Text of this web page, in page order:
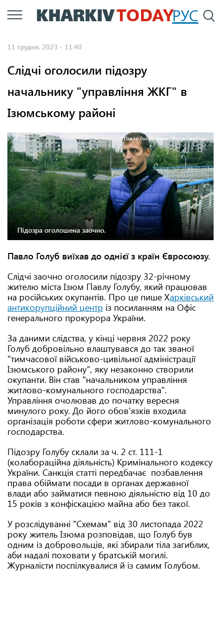
Перейти
до
РУС
11 грудня, 2023 - 11:40
Слідчі оголосили підозру
начальнику "управління ЖКГ" в
Ізюмському районі
Павло Голуб. Фото: "Радіо Свобода"
Підозра оголошена заочно.
Павло Голуб виїхав до однієї з країн Євросоюзу.
Слідчі заочно оголосили підозру 32-річному
жителю міста Ізюм Павлу Голубу, який працював
на російських окупантів. Про це пише Харківський
антикорупційний центр із посиланням на Офіс
генерального прокурора України.
За даними слідства, у кінці червня 2022 року
Голуб добровільно влаштувався до так званої
"тимчасової військово-цивільної адміністрації
Ізюмського району", яку незаконно створили
окупанти. Він став "начальником управління
житлово-комунального господарства".
Управління очолював до початку вересня
минулого року. До його обов'язків входила
організація роботи сфери житлово-комунального
господарства.
Підозру Голубу склали за ч. 2 ст. 111-1
(колабораційна діяльність) Кримінального кодексу
України. Санкція статті передбачає позбавлення
права обіймати посади в органах державної
влади або займатися певною діяльністю від 10 до
15 років з конфіскацією майна або без такої.
У розслідуванні "Схемам" від 30 листопада 2022
року житель Ізюма розповідав, що Голуб був
одним із добровольців, які збирали тіла загиблих,
аби надалі поховати у братській могилі.
Журналісти поспілкувалися й із самим Голубом.